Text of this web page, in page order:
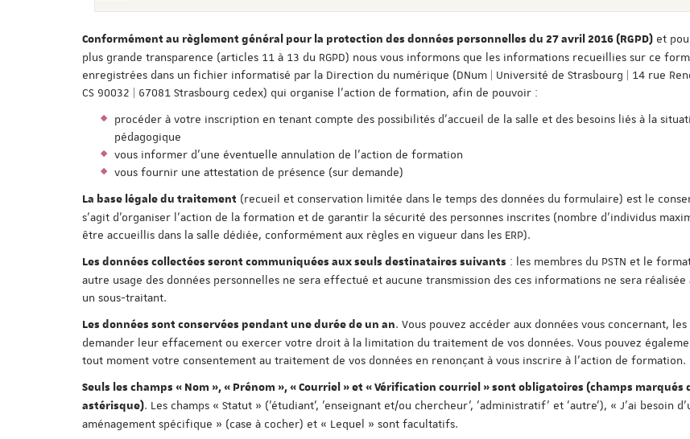
Conformément au règlement général pour la protection des données personnelles du 27 avril 2016 (RGPD) et
plus grande transparence (articles 11 à 13 du RGPD) nous vous informons que les informations recueillies sur ce
enregistrées dans un fichier informatisé par la Direction du numérique (DNum | Université de Strasbourg | 14 rue
CS 90032 | 67081 Strasbourg cedex) qui organise l'action de formation, afin de pouvoir :
procéder à votre inscription en tenant compte des possibilités d'accueil de la salle et des besoins liés à la
pédagogique
vous informer d'une éventuelle annulation de l'action de formation
vous fournir une attestation de présence (sur demande)
La base légale du traitement (recueil et conservation limitée dans le temps des données du formulaire) est le
s'agit d'organiser l'action de la formation et de garantir la sécurité des personnes inscrites (nombre d'individus
être accueillis dans la salle dédiée, conformément aux règles en vigueur dans les ERP).
Les données collectées seront communiquées aux seuls destinataires suivants : les membres du PSTN et le
autre usage des données personnelles ne sera effectué et aucune transmission des ces informations ne sera réalisée
un sous-traitant.
Les données sont conservées pendant une durée de un an. Vous pouvez accéder aux données vous concernant,
demander leur effacement ou exercer votre droit à la limitation du traitement de vos données. Vous pouvez
tout moment votre consentement au traitement de vos données en renonçant à vous inscrire à l'action de formation.
Seuls les champs « Nom », « Prénom », « Courriel » et « Vérification courriel » sont obligatoires (champs marqués
astérisque). Les champs « Statut » ('étudiant', 'enseignant et/ou chercheur', 'administratif' et 'autre'), « J'ai besoin
aménagement spécifique » (case à cocher) et « Lequel » sont facultatifs.